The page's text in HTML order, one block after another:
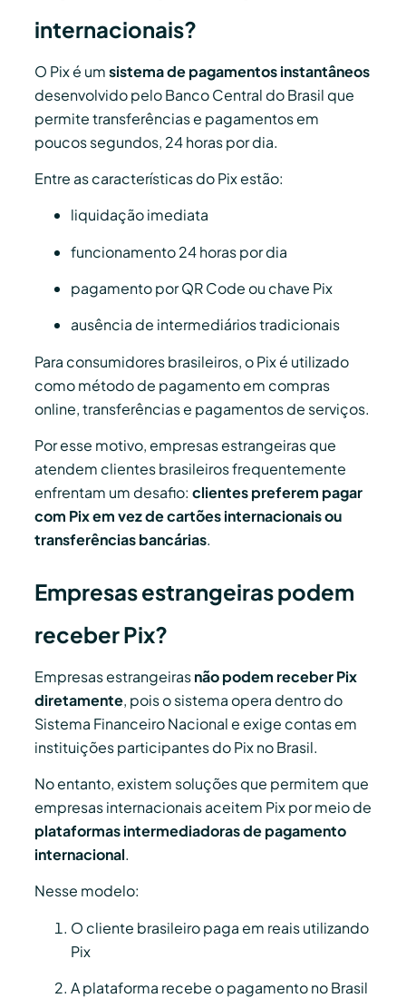
internacionais?
O Pix é umsistema de pagamentos instantâneos
desenvolvido pelo Banco Central do Brasil que
permite transferências e pagamentos em
poucos segundos, 24 horas por dia.
Entre as características do Pix estão:
liquidação imediata
funcionamento 24 horas por dia
pagamento por QR Code ou chave Pix
ausência de intermediários tradicionais
Para consumidores brasileiros, o Pix é utilizado
como método de pagamento em compras
online, transferências e pagamentos de serviços.
Por esse motivo, empresas estrangeiras que
atendem clientes brasileiros frequentemente
enfrentam um desafio: clientes preferem pagar
com Pix em vez de cartões internacionais ou
transferências bancárias.
Empresas estrangeiras podem
receber Pix?
Empresas estrangeirasnão podem receber Pix
diretamente, pois o sistema opera dentro do
Sistema Financeiro Nacional e exige contas em
instituições participantes do Pix no Brasil.
No entanto, existem soluções que permitem que
empresas internacionais aceitem Pix por meio de
plataformas intermediadoras de pagamento
internacional.
Nesse modelo:
O cliente brasileiro paga em reais utilizando
Pix
A plataforma recebe o pagamento no Brasil